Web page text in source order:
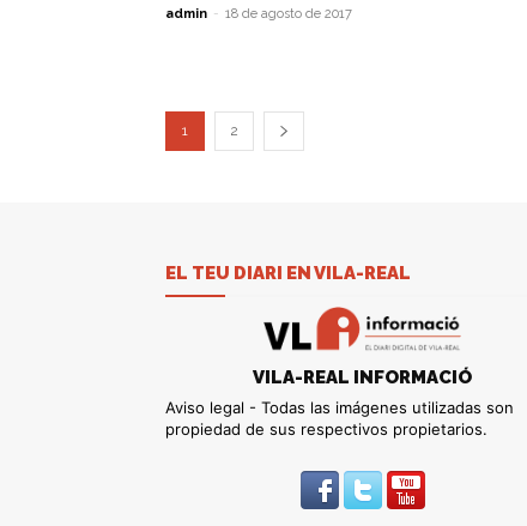
admin - 18 de agosto de 2017
1 2
EL TEU DIARI EN VILA-REAL
VILA-REAL INFORMACIÓ
Aviso legal - Todas las imágenes utilizadas son
propiedad de sus respectivos propietarios.